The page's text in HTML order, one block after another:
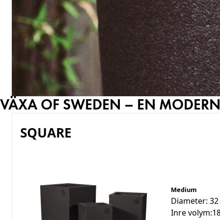
VÄXA OF SWEDEN – EN MODERN
SQUARE
Medium
Diameter:
Inre